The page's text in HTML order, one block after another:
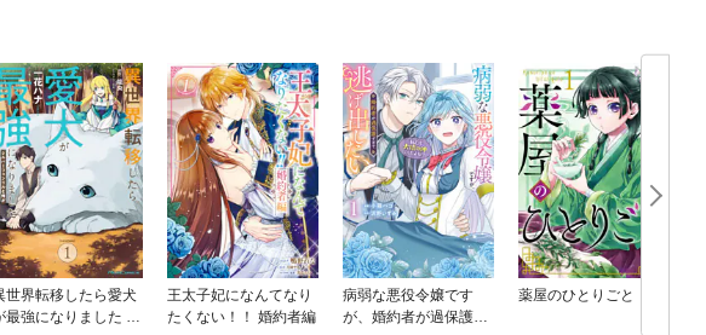
世界転移したら愛犬
最強になりました ～
王太子妃になんてなり
たくない！！ 婚約者編
病弱な悪役令嬢です
が、婚約者が過保護す
薬屋のひとりごと